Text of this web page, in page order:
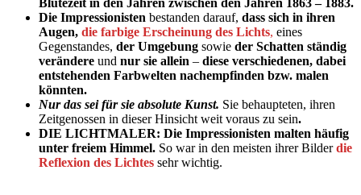
Die Impressionisten bestanden darauf, dass sich in ihren
Augen, die farbige Erscheinung des Lichts, eines
Gegenstandes, der Umgebung sowie der Schatten ständig
verändere und nur sie allein – diese verschiedenen, dabei
entstehenden Farbwelten nachempfinden bzw. malen
könnten.
Nur das sei für sie absolute Kunst. Sie behaupteten, ihren
Zeitgenossen in dieser Hinsicht weit voraus zu sein.
DIE LICHTMALER: Die Impressionisten malten häufig
unter freiem Himmel. So war in den meisten ihrer Bilderdie
Reflexion des Lichtes sehr wichtig.